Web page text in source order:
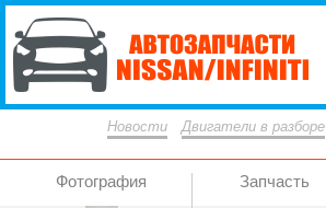
Новости Двигатели в разборе
Фотография Запчасть